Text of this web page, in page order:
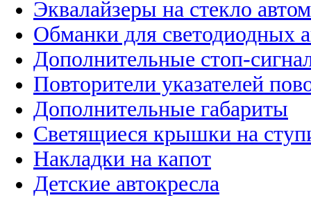
Эквалайзеры на стекло
Обманки для светодиодных
Дополнительные стоп-
Повторители указателей
Дополнительные габариты
Светящиеся крышки на
Накладки на капот
Детские автокресла